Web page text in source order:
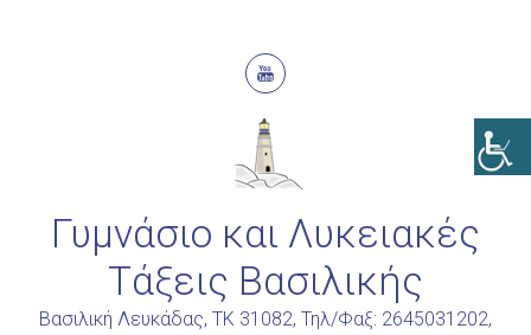
Γυμνάσιο και Λυκειακές
Τάξεις Βασιλικής
Βασιλική Λευκάδας, ΤΚ 31082, Τηλ/Φαξ: 2645031202,